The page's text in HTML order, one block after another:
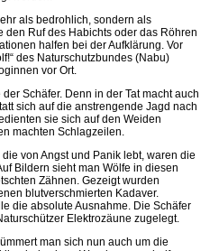
als bedrohlich, sondern als
den Ruf des Habichts oder das Röhren
halfen bei der Aufklärung. Vor
des Naturschutzbundes (Nabu)
vor Ort.
Schäfer. Denn in der Tat macht auch
sich auf die anstrengende Jagd nach
sie sich auf den Weiden
machten Schlagzeilen.
von Angst und Panik lebt, waren die
Bildern sieht man Wölfe in diesen
Zähnen. Gezeigt wurden
blutverschmierten Kadaver.
die absolute Ausnahme. Die Schäfer
Elektrozäune zugelegt.
man sich nun auch um die